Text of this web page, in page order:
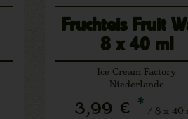
Fruchteis Fruit
8 x 40 ml
Ice Cream Factory
Niederlande
3,99 € * / 8 x 40